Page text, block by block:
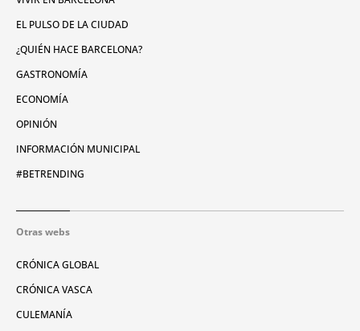
EL PULSO DE LA CIUDAD
¿QUIÉN HACE BARCELONA?
GASTRONOMÍA
ECONOMÍA
OPINIÓN
INFORMACIÓN MUNICIPAL
#BETRENDING
Otras webs
CRÓNICA GLOBAL
CRÓNICA VASCA
CULEMANÍA